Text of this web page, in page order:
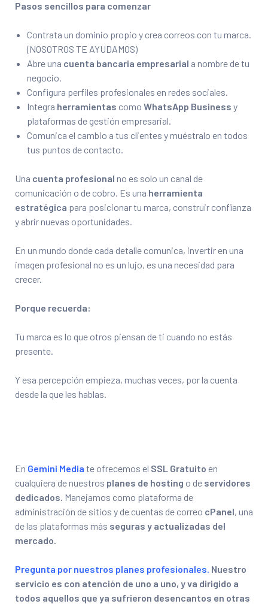
Pasos sencillos para comenzar
Contrata un dominio propio y crea correos con tu marca.
(NOSOTROS TE AYUDAMOS)
Abre una cuenta bancaria empresarial a nombre de tu
negocio.
Configura perfiles profesionales en redes sociales.
Integra herramientas como WhatsApp Business y
plataformas de gestión empresarial.
Comunica el cambio a tus clientes y muéstralo en todos
tus puntos de contacto.
Una cuenta profesional no es solo un canal de
comunicación o de cobro. Es una herramienta
estratégica para posicionar tu marca, construir confianza
y abrir nuevas oportunidades.
En un mundo donde cada detalle comunica, invertir en una
imagen profesional no es un lujo, es una necesidad para
crecer.
Porque recuerda:
Tu marca es lo que otros piensan de ti cuando no estás
presente.
Y esa percepción empieza, muchas veces, por la cuenta
desde la que les hablas.
En Gemini Media te ofrecemos el SSL Gratuito en
cualquiera de nuestros planes de hosting o de servidores
dedicados. Manejamos como plataforma de
administración de sitios y de cuentas de correo cPanel, una
de las plataformas más seguras y actualizadas del
mercado.
Pregunta por nuestros planes profesionales. Nuestro
servicio es con atención de uno a uno, y va dirigido a
todos aquellos que ya sufrieron desencantos en otras